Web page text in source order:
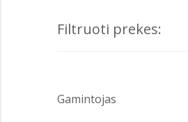
Filtruoti prekes:
Gamintojas